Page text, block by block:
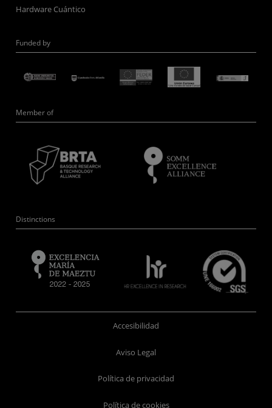
Hardware Cuántico
Funded by
Member of
Distinctions
Accesibilidad
Aviso Legal
Política de privacidad
Política de cookies